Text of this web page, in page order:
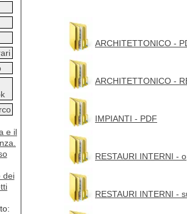
e il
dei
ARCHITETTONICO -
ARCHITETTONICO -
IMPIANTI - PDF
RESTAURI INTERNI -
RESTAURI INTERNI -